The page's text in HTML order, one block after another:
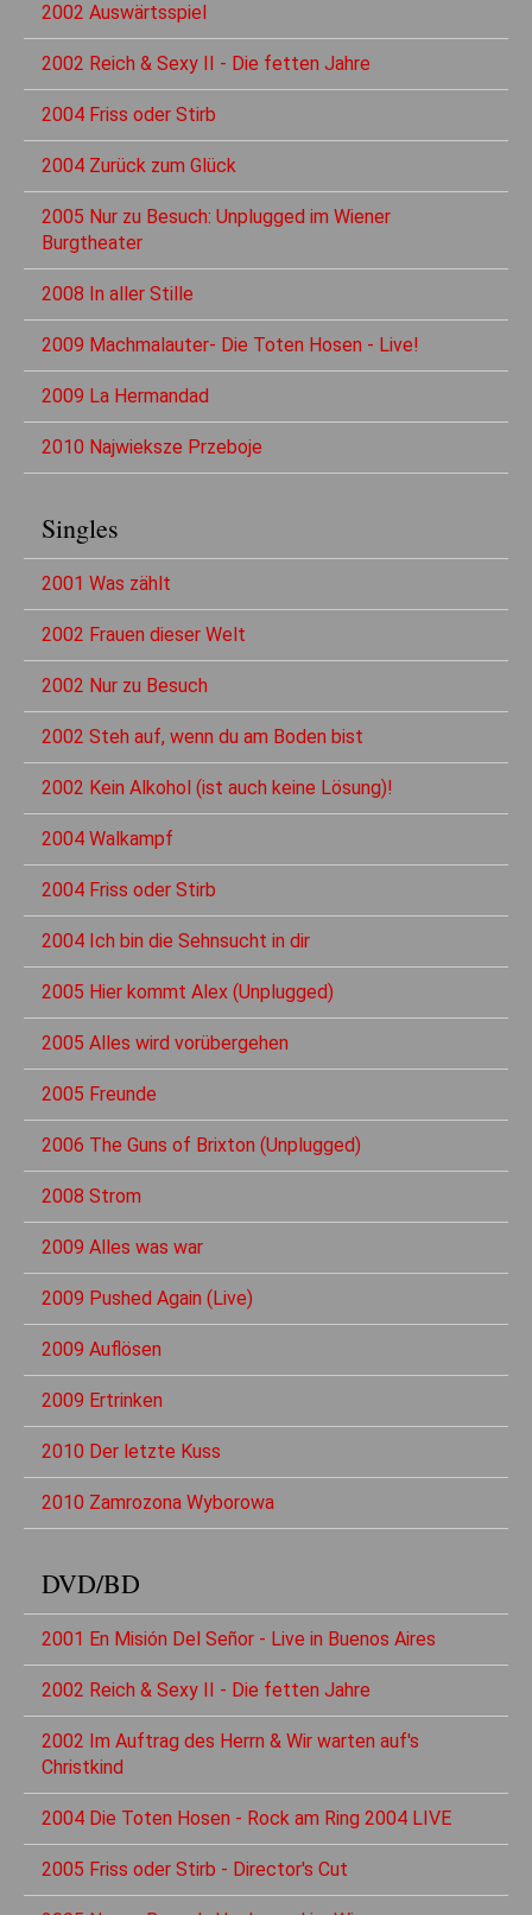
2002 Auswärtsspiel
2002 Reich & Sexy II - Die fetten Jahre
2004 Friss oder Stirb
2004 Zurück zum Glück
2005 Nur zu Besuch: Unplugged im Wiener
Burgtheater
2008 In aller Stille
2009 Machmalauter- Die Toten Hosen - Live!
2009 La Hermandad
2010 Najwieksze Przeboje
Singles
2001 Was zählt
2002 Frauen dieser Welt
2002 Nur zu Besuch
2002 Steh auf, wenn du am Boden bist
2002 Kein Alkohol (ist auch keine Lösung)!
2004 Walkampf
2004 Friss oder Stirb
2004 Ich bin die Sehnsucht in dir
2005 Hier kommt Alex (Unplugged)
2005 Alles wird vorübergehen
2005 Freunde
2006 The Guns of Brixton (Unplugged)
2008 Strom
2009 Alles was war
2009 Pushed Again (Live)
2009 Auflösen
2009 Ertrinken
2010 Der letzte Kuss
2010 Zamrozona Wyborowa
DVD/BD
2001 En Misión Del Señor - Live in Buenos Aires
2002 Reich & Sexy II - Die fetten Jahre
2002 Im Auftrag des Herrn & Wir warten auf's
Christkind
2004 Die Toten Hosen - Rock am Ring 2004 LIVE
2005 Friss oder Stirb - Director's Cut